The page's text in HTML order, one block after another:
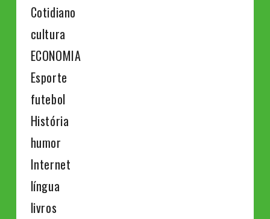
Cotidiano
cultura
ECONOMIA
Esporte
futebol
História
humor
Internet
língua
livros